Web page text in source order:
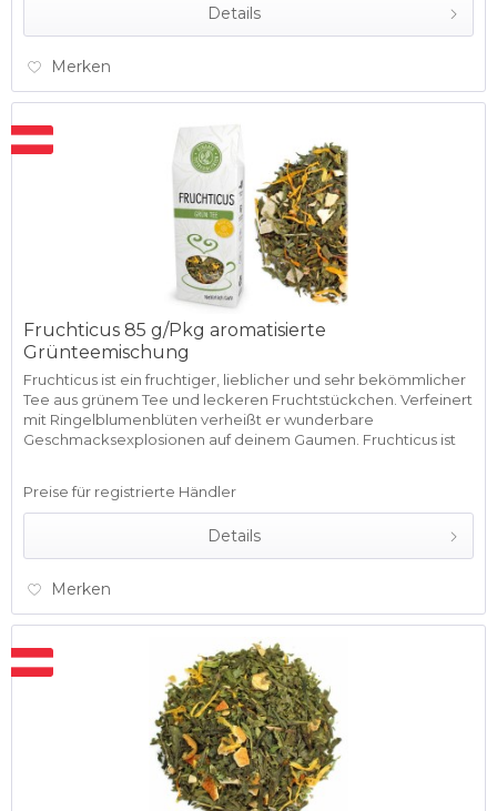
Details
Merken
Fruchticus 85 g/Pkg aromatisierte
Grünteemischung
Fruchticus ist ein fruchtiger, lieblicher und sehr bekömmlicher
Tee aus grünem Tee und leckeren Fruchtstückchen. Verfeinert
mit Ringelblumenblüten verheißt er wunderbare
Geschmacksexplosionen auf deinem Gaumen. Fruchticus ist
Preise für registrierte Händler
Details
Merken